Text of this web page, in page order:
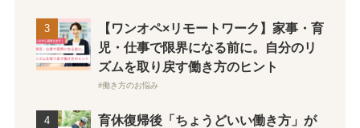
【ワンオペ×リモートワーク】家事・育
児・仕事で限界になる前に。自分のリ
ズムを取り戻す働き方のヒント
働き方のお悩み
育休復帰後「ちょうどいい働き方」が